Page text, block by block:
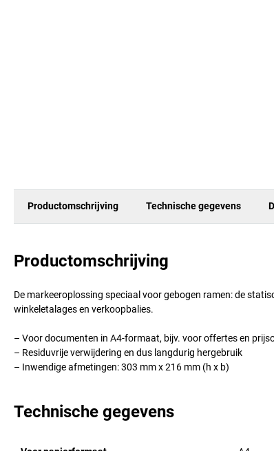
Productomschrijving Technische gegevens
Productomschrijving
De markeeroplossing speciaal voor gebogen ramen: de
winkeletalages en verkoopbalies.
– Voor documenten in A4-formaat, bijv. voor offertes en
– Residuvrije verwijdering en dus langdurig hergebruik
– Inwendige afmetingen: 303 mm x 216 mm (h x b)
Technische gegevens